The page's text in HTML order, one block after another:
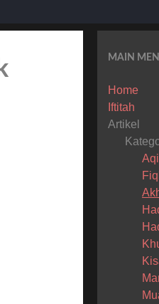
MAIN
Home
Iftitah
Artikel